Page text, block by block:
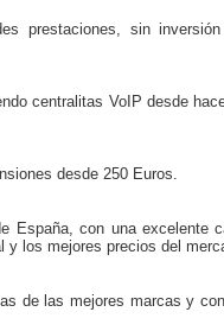
prestaciones, sin
centralitas VoIP desde
desde 250 Euros.
España, con una excelente
y los mejores precios del
de las mejores marcas y